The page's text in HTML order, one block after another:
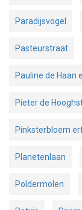
Paradijsvogel
Pasteurstraat
Pauline de Haan
Pieter de
Pinksterbloem
Planetenlaan
Poldermolen